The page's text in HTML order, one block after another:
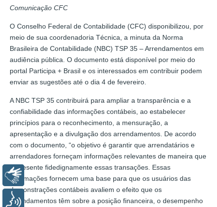
Comunicação CFC
O Conselho Federal de Contabilidade (CFC) disponibilizou, por
meio de sua coordenadoria Técnica, a minuta da Norma
Brasileira de Contabilidade (NBC) TSP 35 – Arrendamentos em
audiência pública. O documento está disponível por meio do
portal Participa + Brasil e os interessados em contribuir podem
enviar as sugestões até o dia 4 de fevereiro.
A NBC TSP 35 contribuirá para ampliar a transparência e a
confiabilidade das informações contábeis, ao estabelecer
princípios para o reconhecimento, a mensuração, a
apresentação e a divulgação dos arrendamentos. De acordo
com o documento, “o objetivo é garantir que arrendatários e
arrendadores forneçam informações relevantes de maneira que
represente fidedignamente essas transações. Essas
informações fornecem uma base para que os usuários das
demonstrações contábeis avaliem o efeito que os
arrendamentos têm sobre a posição financeira, o desempenho
Libras
Voz